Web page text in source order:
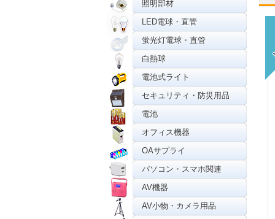
照明部材
LED電球・直管
蛍光灯電球・直管
白熱球
電池式ライト
セキュリティ・防災用品
電池
オフィス機器
OAサプライ
パソコン・スマホ関連
AV機器
AV小物・カメラ用品